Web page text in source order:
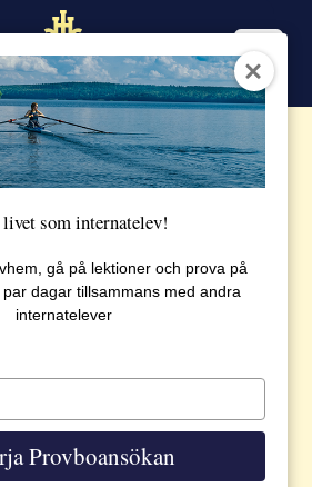
2020
anledning av
PÅ DELTID
V 47-2
livet som internatelev!
gå på lektioner och prova på
dagar tillsammans med andra
internatelever
Provboansökan